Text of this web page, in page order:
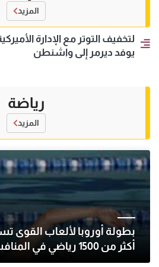
المزيد
لتخفيف التوتر مع الإدارة
يوفد ديرمر إلى واشنطن
رياضة
المزيد
بطولة أوروبا لألعاب القوى
أكثر من 1500 رياضي في المنافسة